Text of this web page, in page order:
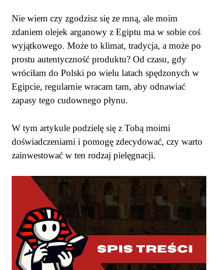
Nie wiem czy zgodzisz się ze mną, ale moim
zdaniem olejek arganowy z Egiptu ma w sobie coś
wyjątkowego. Może to klimat, tradycja, a może po
prostu autentyczność produktu? Od czasu, gdy
wróciłam do Polski po wielu latach spędzonych w
Egipcie, regularnie wracam tam, aby odnawiać
zapasy tego cudownego płynu.
W tym artykule podzielę się z Tobą moimi
doświadczeniami i pomogę zdecydować, czy warto
zainwestować w ten rodzaj pielęgnacji.
SPIS TREŚCI